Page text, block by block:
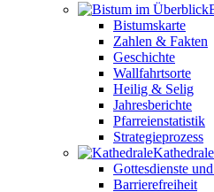
Bistumskarte
Zahlen & Fakten
Geschichte
Wallfahrtsorte
Heilig & Selig
Jahresberichte
Pfarreienstatistik
Strategieprozess
Kathedrale
Gottesdienste
Barrierefreiheit